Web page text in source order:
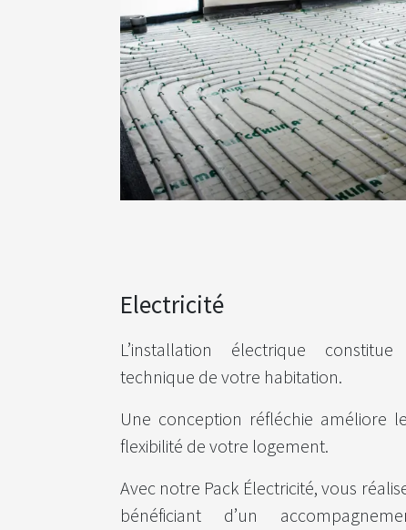
Electricité
L’installation électrique
technique de votre habitation.
Une c​onception réfléchie améliore
flexibilité de votre logement.
Avec notre Pack Électricité, vous
bénéficiant d’un